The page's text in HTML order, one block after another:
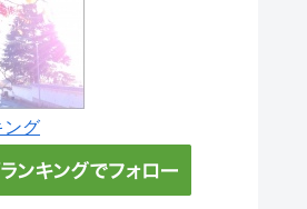
ング